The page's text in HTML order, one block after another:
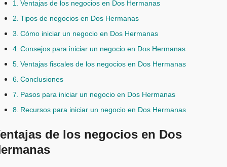
Ventajas de los negocios en Dos Hermanas
Tipos de negocios en Dos Hermanas
Cómo iniciar un negocio en Dos Hermanas
Consejos para iniciar un negocio en Dos Hermanas
Ventajas fiscales de los negocios en Dos Hermanas
Conclusiones
Pasos para iniciar un negocio en Dos Hermanas
Recursos para iniciar un negocio en Dos Hermanas
de los negocios en Dos